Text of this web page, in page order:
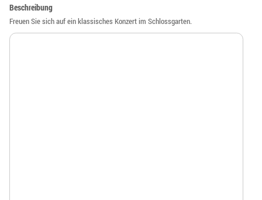
Beschreibung
Freuen Sie sich auf ein klassisches Konzert im Schlossgarten.